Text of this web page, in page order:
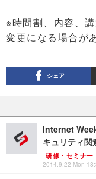
※時間割、内容、
変更になる場合が
シェア
Internet
キュリティ関
研修・セミナー
2014.9.22 Mon